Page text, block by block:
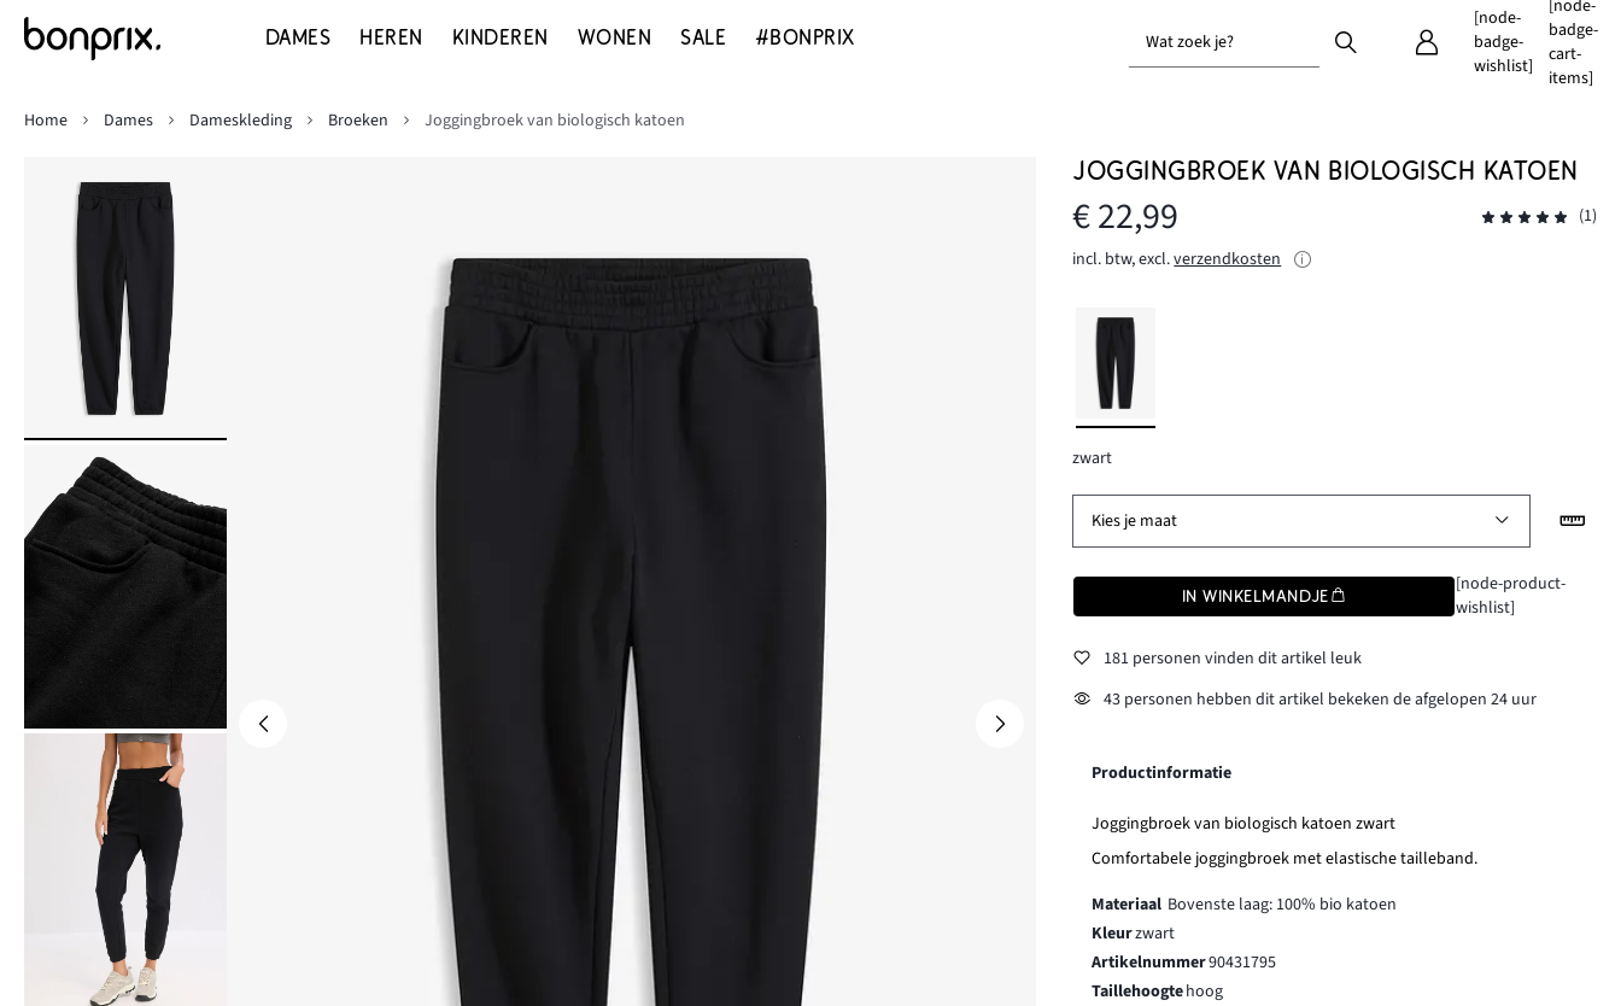
DAMES HEREN KINDEREN WONEN SALE #BONPRIX Wat zoek je?
[node-
badge-
wishlist]
[node-
badge-
cart-
items]
Home
Dames Dameskleding Broeken Joggingbroek van biologisch katoen
JOGGINGBROEK VAN BIOLOGISCH KATOEN
€ 22,99
(1)
incl. btw, excl.verzendkosten
zwart
Kies je maat
IN WINKELMANDJE
[node-product-
wishlist]
181 personen vinden dit artikel leuk
43 personen hebben dit artikel bekeken de afgelopen 24 uur
Productinformatie
Joggingbroek van biologisch katoen zwart
Comfortabele joggingbroek met elastische tailleband.
Materiaal Bovenste laag: 100% bio katoen
Kleurzwart
Artikelnummer90431795
Taillehoogtehoog